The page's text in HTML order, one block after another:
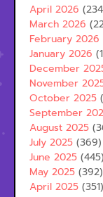
April 2026
March 2026
February 2026
January 2026
December
November
October 2025
September
August 2025
July 2025 (369)
June 2025 (445)
May 2025 (392)
April 2025 (351)